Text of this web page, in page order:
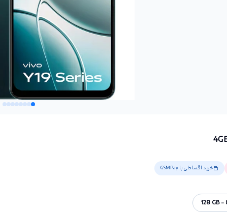
خرید اقساطی با GSMPay
128 GB -